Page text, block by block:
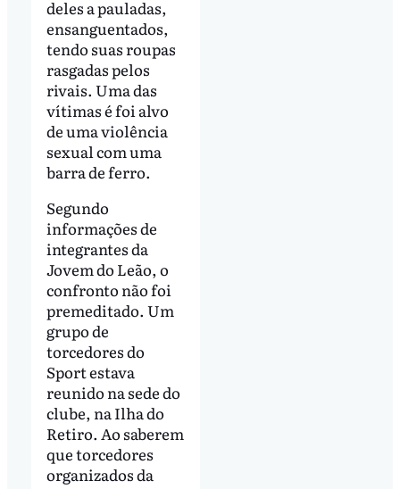
deles a pauladas,
ensanguentados,
tendo suas roupas
rasgadas pelos
rivais. Uma das
vítimas é foi alvo
de uma violência
sexual com uma
barra de ferro.
Segundo
informações de
integrantes da
Jovem do Leão, o
confronto não foi
premeditado. Um
grupo de
torcedores do
Sport estava
reunido na sede do
clube, na Ilha do
Retiro. Ao saberem
que torcedores
organizados da